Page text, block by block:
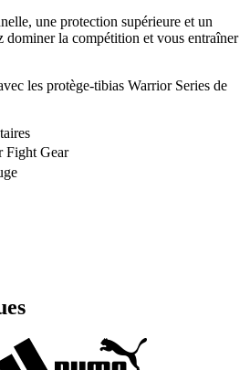
une protection supérieure et un
dominer la compétition et vous entraîner
les protège-tibias Warrior Series de
Fight Gear